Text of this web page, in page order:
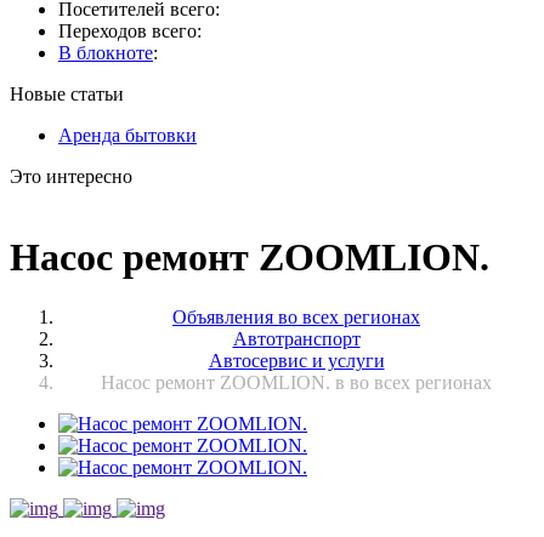
Посетителей всего:
Переходов всего:
В блокноте:
Новые статьи
Аренда бытовки
Это интересно
Насос ремонт ZOOMLION.
Объявления во всех регионах
Автотранспорт
Автосервис и услуги
Насос ремонт ZOOMLION. в во всех регионах